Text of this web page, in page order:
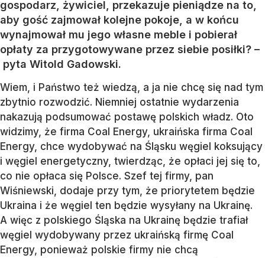
gospodarz, żywiciel, przekazuje pieniądze na to,
aby gość zajmował kolejne pokoje, a w końcu
wynajmował mu jego własne meble i pobierał
opłaty za przygotowywane przez siebie posiłki? –
pyta Witold Gadowski.
Wiem, i Państwo też wiedzą, a ja nie chcę się nad tym
zbytnio rozwodzić. Niemniej ostatnie wydarzenia
nakazują podsumować postawę polskich władz. Oto
widzimy, że firma Coal Energy, ukraińska firma Coal
Energy, chce wydobywać na Śląsku węgiel koksujący
i węgiel energetyczny, twierdząc, że opłaci jej się to,
co nie opłaca się Polsce. Szef tej firmy, pan
Wiśniewski, dodaje przy tym, że priorytetem będzie
Ukraina i że węgiel ten będzie wysyłany na Ukrainę.
A więc z polskiego Śląska na Ukrainę będzie trafiał
węgiel wydobywany przez ukraińską firmę Coal
Energy, ponieważ polskie firmy nie chcą